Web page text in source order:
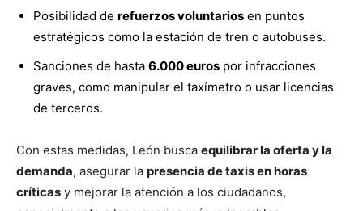
Posibilidad de refuerzos voluntarios en puntos
estratégicos como la estación de tren o autobuses.
Sanciones de hasta 6.000 euros por infracciones
graves, como manipular el taxímetro o usar licencias
de terceros.
Con estas medidas, León busca equilibrar la oferta y la
demanda, asegurar la presencia de taxis en horas
críticas y mejorar la atención a los ciudadanos,